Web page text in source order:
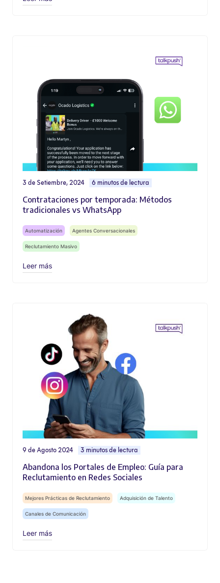
3 de Setiembre, 2024 6 minutos de lectura
Contrataciones por temporada: Métodos
tradicionales vs WhatsApp
Automatización Agentes Conversacionales
Reclutamiento Masivo
Leer más
9 de Agosto 2024 3 minutos de lectura
Abandona los Portales de Empleo: Guía para
Reclutamiento en Redes Sociales
Mejores Prácticas de Reclutamiento Adquisición de Talento
Canales de Comunicación
Leer más